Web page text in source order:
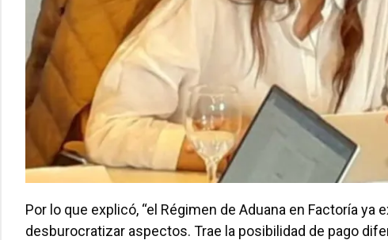
Por lo que explicó, “el Régimen de Aduana en Factoría
desburocratizar aspectos. Trae la posibilidad de pago